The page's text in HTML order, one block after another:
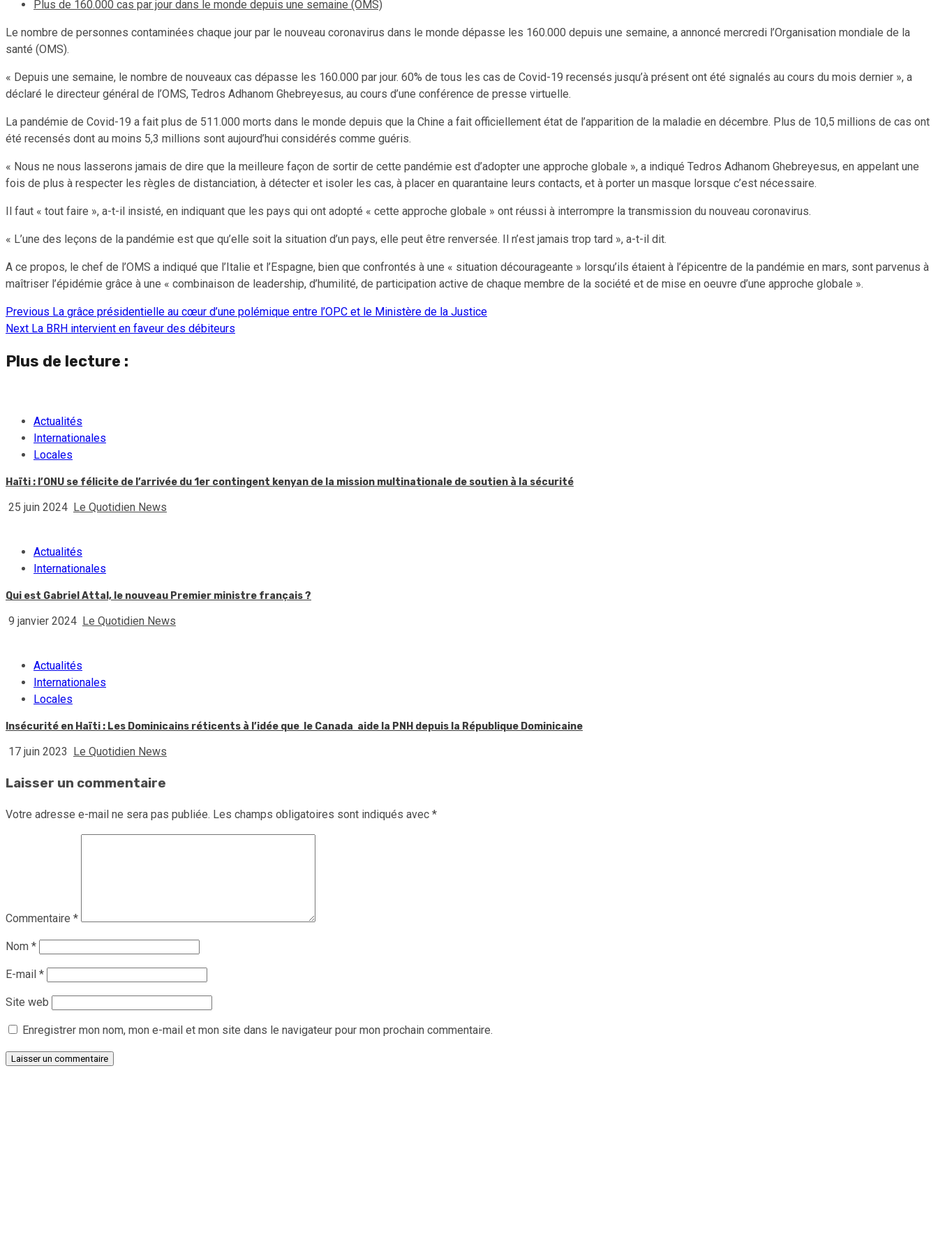
Plus de 160.000 cas par jour dans le monde depuis une semaine (OMS)
Le nombre de personnes contaminées chaque jour par le nouveau coronavirus dans le monde dépasse les 160.000 depuis une semaine, a annoncé mercredi l’Organisation mondiale de la
santé (OMS).
« Depuis une semaine, le nombre de nouveaux cas dépasse les 160.000 par jour. 60% de tous les cas de Covid-19 recensés jusqu’à présent ont été signalés au cours du mois dernier », a
déclaré le directeur général de l’OMS, Tedros Adhanom Ghebreyesus, au cours d’une conférence de presse virtuelle.
La pandémie de Covid-19 a fait plus de 511.000 morts dans le monde depuis que la Chine a fait officiellement état de l’apparition de la maladie en décembre. Plus de 10,5 millions de cas ont
été recensés dont au moins 5,3 millions sont aujourd’hui considérés comme guéris.
« Nous ne nous lasserons jamais de dire que la meilleure façon de sortir de cette pandémie est d’adopter une approche globale », a indiqué Tedros Adhanom Ghebreyesus, en appelant une
fois de plus à respecter les règles de distanciation, à détecter et isoler les cas, à placer en quarantaine leurs contacts, et à porter un masque lorsque c’est nécessaire.
Il faut « tout faire », a-t-il insisté, en indiquant que les pays qui ont adopté « cette approche globale » ont réussi à interrompre la transmission du nouveau coronavirus.
« L’une des leçons de la pandémie est que qu’elle soit la situation d’un pays, elle peut être renversée. Il n’est jamais trop tard », a-t-il dit.
A ce propos, le chef de l’OMS a indiqué que l’Italie et l’Espagne, bien que confrontés à une « situation décourageante » lorsqu’ils étaient à l’épicentre de la pandémie en mars, sont parvenus à
maîtriser l’épidémie grâce à une « combinaison de leadership, d’humilité, de participation active de chaque membre de la société et de mise en oeuvre d’une approche globale ».
Continue
Previous La grâce présidentielle au cœur d’une polémique entre l’OPC et le Ministère de la Justice
Next La BRH intervient en faveur des débiteurs
Plus de lecture :
Actualités
Internationales
Locales
Haïti : l’ONU se félicite de l’arrivée du 1er contingent kenyan de la mission multinationale de soutien à la sécurité
25 juin 2024 Le Quotidien News
Actualités
Internationales
Qui est Gabriel Attal, le nouveau Premier ministre français ?
9 janvier 2024 Le Quotidien News
Actualités
Internationales
Locales
Insécurité en Haïti : Les Dominicains réticents à l’idée que le Canada aide la PNH depuis la République Dominicaine
17 juin 2023 Le Quotidien News
Laisser un commentaire
Votre adresse e-mail ne sera pas publiée. Les champs obligatoires sont indiqués avec *
Commentaire *
Nom *
E-mail *
Site web
Enregistrer mon nom, mon e-mail et mon site dans le navigateur pour mon prochain commentaire.